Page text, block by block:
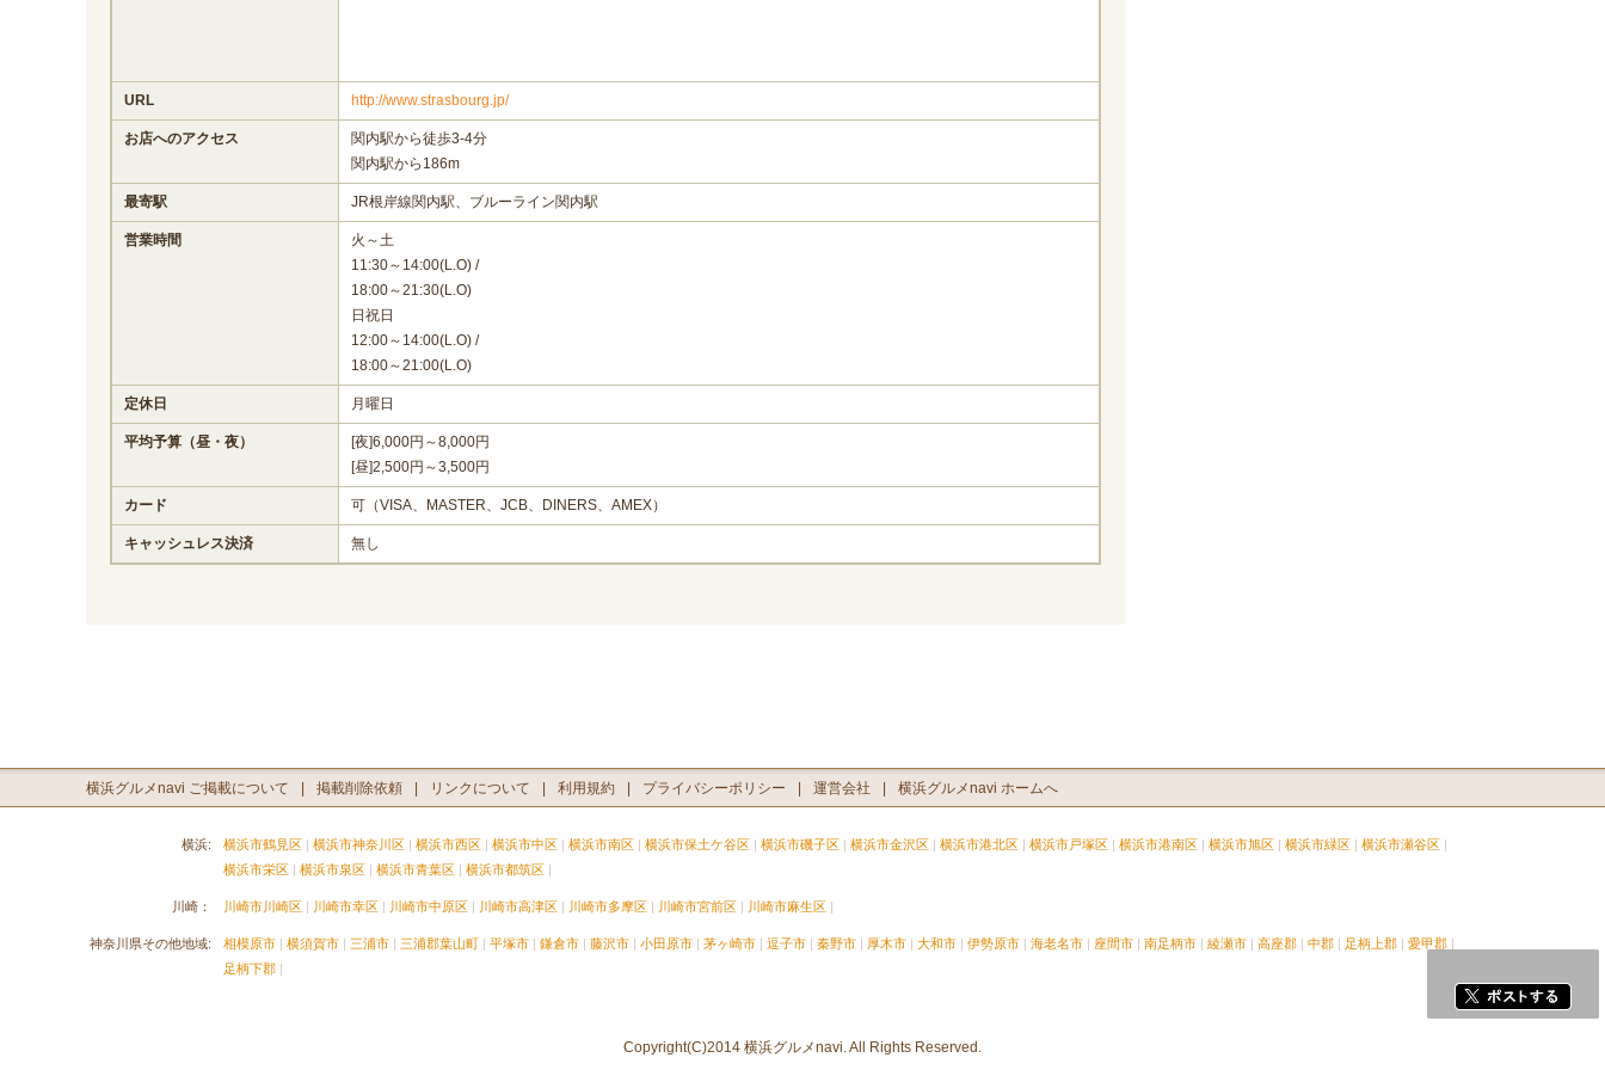
URL http://www.strasbourg.jp/
お店へのアクセス
関内駅から徒歩3-4分
関内駅から186m
最寄駅 JR根岸線関内駅、ブルーライン関内駅
営業時間
火～土
11:30～14:00(L.O) /
18:00～21:30(L.O)
日祝日
12:00～14:00(L.O) /
18:00～21:00(L.O)
定休日 月曜日
平均予算（昼・夜）
[夜]6,000円～8,000円
[昼]2,500円～3,500円
カード 可（VISA、MASTER、JCB、DINERS、AMEX）
キャッシュレス決済 無し
横浜グルメnavi ご掲載について 掲載削除依頼 リンクについて 利用規約 プライバシーポリシー 運営会社 横浜グルメnavi ホームへ
横浜: 横浜市鶴見区 横浜市神奈川区 横浜市西区 横浜市中区 横浜市南区 横浜市保土ケ谷区 横浜市磯子区 横浜市金沢区 横浜市港北区 横浜市戸塚区 横浜市港南区 横浜市旭区 横浜市緑区
横浜市瀬谷区
横浜市栄区
横浜市泉区 横浜市青葉区 横浜市都筑区
川崎： 川崎市川崎区 川崎市幸区 川崎市中原区 川崎市高津区 川崎市多摩区 川崎市宮前区 川崎市麻生区
神奈川県その他地域: 相模原市 横須賀市 三浦市 三浦郡葉山町 平塚市 鎌倉市 藤沢市 小田原市 茅ヶ崎市 逗子市 秦野市 厚木市 大和市 伊勢原市 海老名市 座間市 南足柄市 綾瀬市 高座郡 中郡 足柄上郡
愛甲郡
足柄下郡
Copyright(C)2014 横浜グルメnavi. All Rights Reserved.